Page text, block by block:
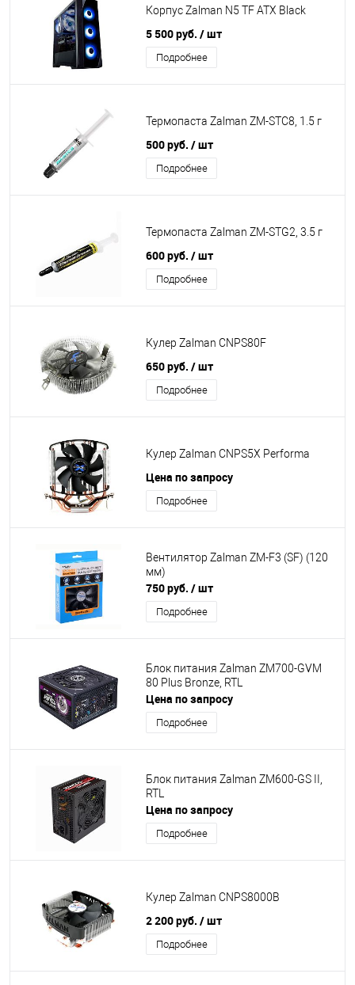
Корпус Zalman N5 TF ATX Black
5 500 руб. / шт
Подробнее
Термопаста Zalman ZM-STC8, 1.5 г
500 руб. / шт
Подробнее
Термопаста Zalman ZM-STG2, 3.5 г
600 руб. / шт
Подробнее
Кулер Zalman CNPS80F
650 руб. / шт
Подробнее
Кулер Zalman CNPS5X Performa
Цена по запросу
Подробнее
Вентилятор Zalman ZM-F3 (SF) (120
мм)
750 руб. / шт
Подробнее
Блок питания Zalman ZM700-GVM
80 Plus Bronze, RTL
Цена по запросу
Подробнее
Блок питания Zalman ZM600-GS II,
RTL
Цена по запросу
Подробнее
Кулер Zalman CNPS8000B
2 200 руб. / шт
Подробнее